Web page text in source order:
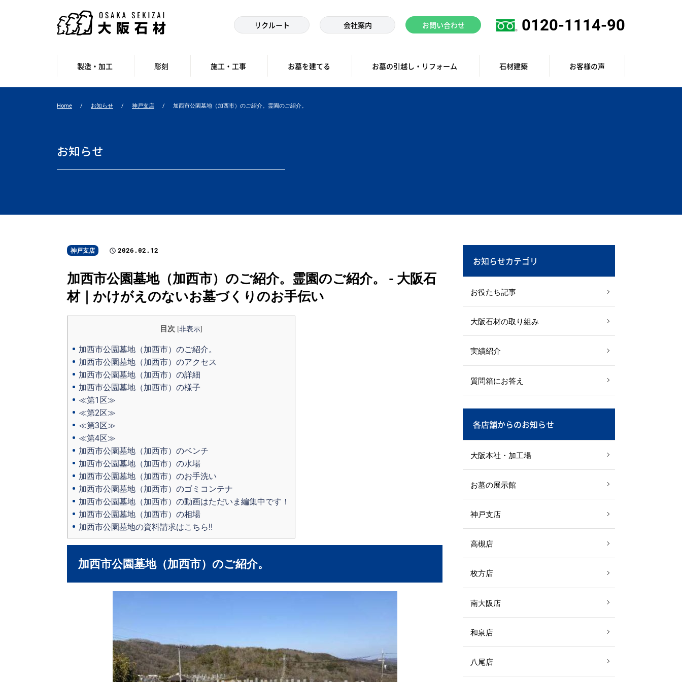
リクルート 会社案内 お問い合わせ 0120-1114-90
製造・加工 彫刻 施工・工事 お墓を建てる お墓の引越し・リフォーム 石材建築 お客様の声
Home お知らせ 神戸支店 加西市公園墓地（加西市）のご紹介。霊園のご紹介。
お知らせ
神戸支店 2026.02.12
加西市公園墓地（加西市）のご紹介。霊園のご紹介。 - 大阪石
材｜かけがえのないお墓づくりのお手伝い
目次 [非表示]
加西市公園墓地（加西市）のご紹介。
加西市公園墓地（加西市）のアクセス
加西市公園墓地（加西市）の詳細
加西市公園墓地（加西市）の様子
≪第1区≫
≪第2区≫
≪第3区≫
≪第4区≫
加西市公園墓地（加西市）のベンチ
加西市公園墓地（加西市）の水場
加西市公園墓地（加西市）のお手洗い
加西市公園墓地（加西市）のゴミコンテナ
加西市公園墓地（加西市）の動画はただいま編集中です！
加西市公園墓地（加西市）の相場
加西市公園墓地の資料請求はこちら‼
加西市公園墓地（加西市）のご紹介。
お知らせカテゴリ
お役たち記事
大阪石材の取り組み
実績紹介
質問箱にお答え
各店舗からのお知らせ
大阪本社・加工場
お墓の展示館
神戸支店
高槻店
枚方店
南大阪店
和泉店
八尾店